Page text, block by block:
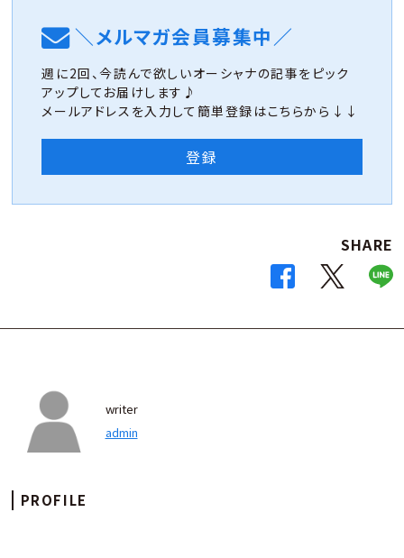
＼メルマガ会員募集中／
週に2回、今読んで欲しいオーシャナの記事をピック
アップしてお届けします♪
メールアドレスを入力して簡単登録はこちらから↓↓
登録
SHARE
writer
admin
PROFILE